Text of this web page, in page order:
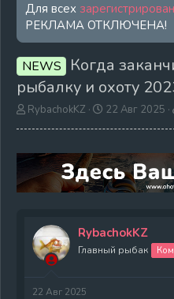
Для всех
РЕКЛАМА ОТКЛЮЧЕНА!
NEWS
Когда
рыбалку и охоту
А
о
т
е
RybachokKZ
Д
а
н
а
ч
а
22 Авг 2025
RybachokKZ
Главный рыбак
22 Авг 2025